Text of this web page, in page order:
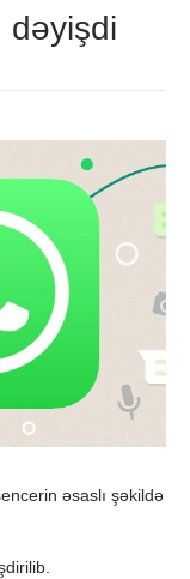
dəyişdi
əsaslı şəkildə